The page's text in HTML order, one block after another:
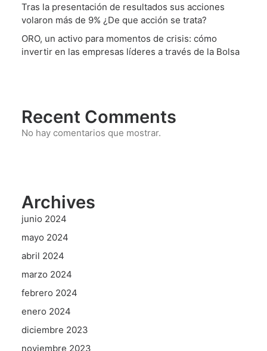
Tras la presentación de resultados sus acciones
volaron más de 9% ¿De que acción se trata?
ORO, un activo para momentos de crisis: cómo
invertir en las empresas líderes a través de la Bolsa
Recent Comments
No hay comentarios que mostrar.
Archives
junio 2024
mayo 2024
abril 2024
marzo 2024
febrero 2024
enero 2024
diciembre 2023
noviembre 2023